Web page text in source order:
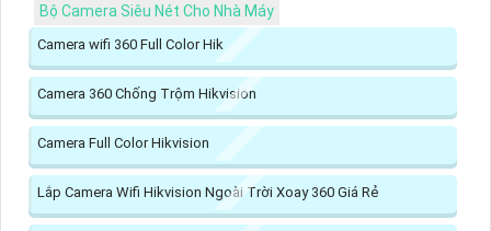
Bộ Camera Siêu Nét Cho Nhà Máy
Camera wifi 360 Full Color Hik
Camera 360 Chống Trộm Hikvision
Camera Full Color Hikvision
Lắp Camera Wifi Hikvision Ngoài Trời Xoay 360 Giá Rẻ